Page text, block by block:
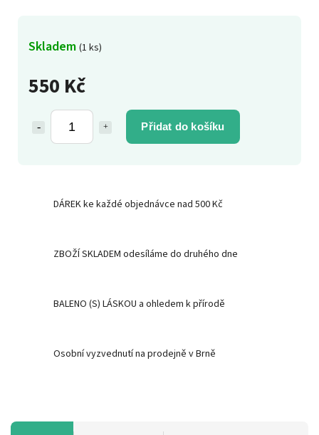
550 Kč
Přidat do košíku
Skladem (1 ks)
DÁREK ke každé objednávce nad 500 Kč
ZBOŽÍ SKLADEM odesíláme do druhého dne
BALENO (S) LÁSKOU a ohledem k přírodě
Osobní vyzvednutí na prodejně v Brně